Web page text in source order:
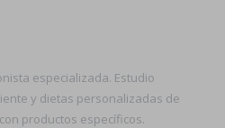
especializada. Estudio
y dietas personalizadas de
productos específicos.